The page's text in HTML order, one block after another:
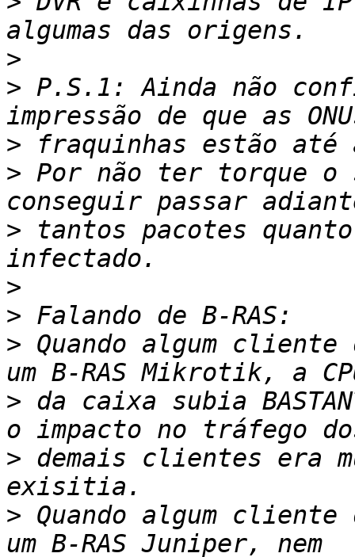
>
> P.S.1: Ainda não
>
> Por não ter torque o
> tantos pacotes
>
>
> Quando algum cliente
> da caixa subia
> demais clientes era
> Quando algum cliente